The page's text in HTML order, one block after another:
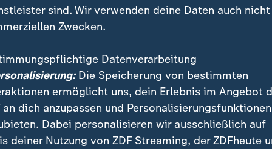
sind. Wir verwenden deine Daten auch nicht
Zwecken.
Datenverarbeitung
Die Speicherung von bestimmten
ermöglicht uns, dein Erlebnis im Angebot
an dich anzupassen und Personalisierungsfunktionen
Dabei personalisieren wir ausschließlich auf
deiner Nutzung von ZDF Streaming, der ZDFheute